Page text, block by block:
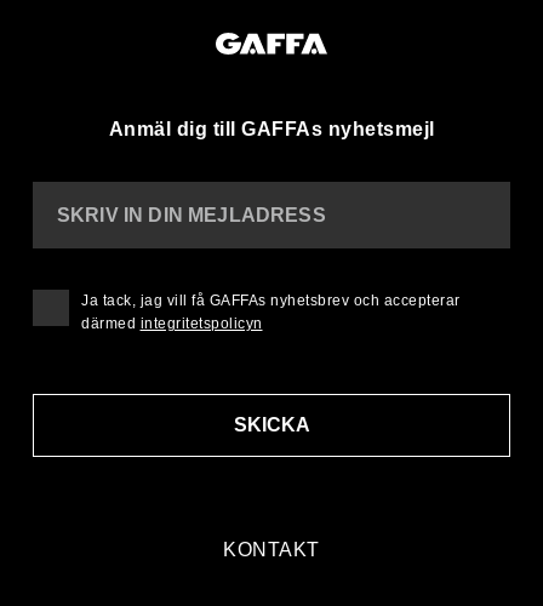
Anmäl dig till GAFFAs nyhetsmejl
KONTAKT
SKRIV IN DIN MEJLADRESS
SKICKA
Ja tack, jag vill få GAFFAs nyhetsbrev och accepterar
därmed integritetspolicyn